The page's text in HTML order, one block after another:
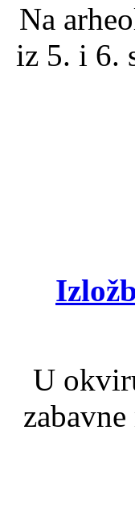
Na
iz 5. i 6.
U